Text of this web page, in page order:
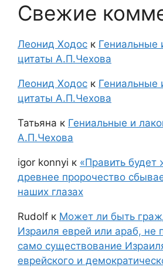
Свежие
Леонид Ходос к Гениальные
цитаты А.П.Чехова
Леонид Ходос к Гениальные
цитаты А.П.Чехова
Татьяна к Гениальные и
А.П.Чехова
igor konnyi к «Править будет
древнее пророчество
наших глазах
Rudolf к Может ли быть
Израиля еврей или араб, не
само существование
еврейского и